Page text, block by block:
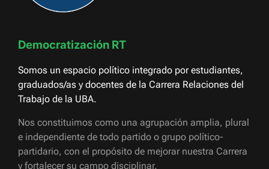
Democratización RT
Somos un espacio político integrado por estudiantes,
graduados/as y docentes de la Carrera Relaciones del
Trabajo de la UBA.
Nos constituimos como una agrupación amplia, plural
e independiente de todo partido o grupo político-
partidario, con el propósito de mejorar nuestra Carrera
y fortalecer su campo disciplinar.